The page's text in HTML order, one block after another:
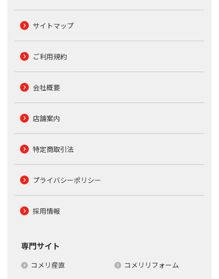
サイトマップ
ご利用規約
会社概要
店舗案内
特定商取引法
プライバシーポリシー
採用情報
専門サイト
コメリ産直
コメリリフォーム